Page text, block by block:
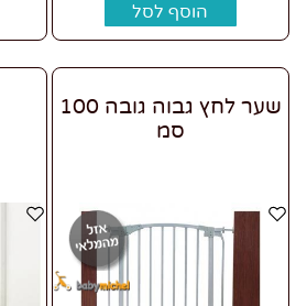
הוסף לסל
שער לחץ גבוה גובה 100
סמ